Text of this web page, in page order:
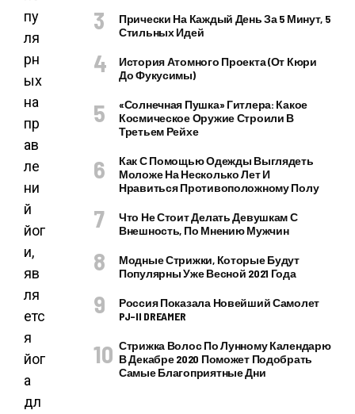
пу
ля
рн
ых
на
пр
ав
ле
ни
й
йог
и,
яв
ля
етс
я
йог
а
дл
Прически На Каждый День За 5 Минут, 5
Стильных Идей
История Атомного Проекта (от Кюри
До Фукусимы)
«Солнечная Пушка» Гитлера: Какое
Космическое Оружие Строили В
Третьем Рейхе
Как С Помощью Одежды Выглядеть
Моложе На Несколько Лет И
Нравиться Противоположному Полу
Что Не Стоит Делать Девушкам С
Внешность, По Мнению Мужчин
Модные Стрижки, Которые Будут
Популярны Уже Весной 2021 Года
Россия Показала Новейший Самолет
PJ–II DREAMER
Стрижка Волос По Лунному Календарю
В Декабре 2020 Поможет Подобрать
Самые Благоприятные Дни